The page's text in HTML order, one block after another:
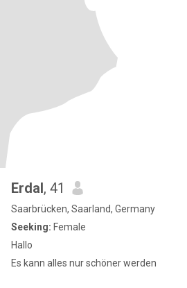
Erdal, 41
Saarbrücken, Saarland, Germany
Seeking: Female
Hallo
Es kann alles nur schöner werden